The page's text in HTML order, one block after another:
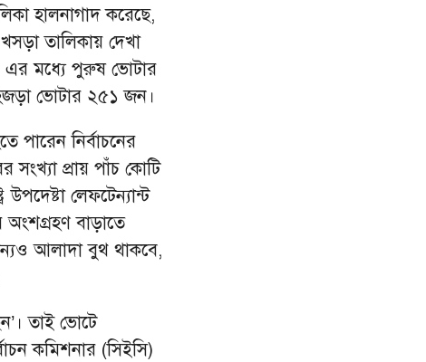
হালনাগাদ করেছে,
তালিকায় দেখা
এর মধ্যে পুরুষ ভোটার
ভোটার ২৫১ জন।
পারেন নির্বাচনের
সংখ্যা প্রায় পাঁচ কোটি
লেফটেন্যান্ট
বাড়াতে
আলাদা বুথ থাকবে,
তাই ভোটে
কমিশনার (সিইসি)